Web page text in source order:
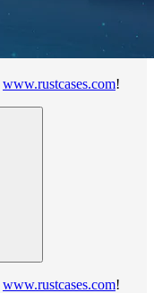
www.rustcases.com!
www.rustcases.com!